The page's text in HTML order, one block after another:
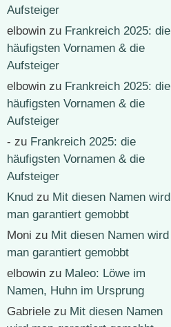
Aufsteiger
elbowin zu Frankreich 2025: die
häufigsten Vornamen & die
Aufsteiger
elbowin zu Frankreich 2025: die
häufigsten Vornamen & die
Aufsteiger
- zu Frankreich 2025: die
häufigsten Vornamen & die
Aufsteiger
Knud zu Mit diesen Namen wird
man garantiert gemobbt
Moni zu Mit diesen Namen wird
man garantiert gemobbt
elbowin zu Maleo: Löwe im
Namen, Huhn im Ursprung
Gabriele zu Mit diesen Namen